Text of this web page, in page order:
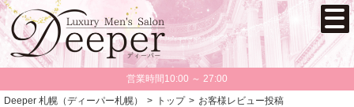
営業時間10:00 ～ 27:00
Deeper 札幌（ディーパー札幌）
トップ お客様レビュー投稿